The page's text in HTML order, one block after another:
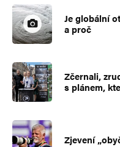
Je globální
a proč
Zčernali,
s plánem,
Zjevení